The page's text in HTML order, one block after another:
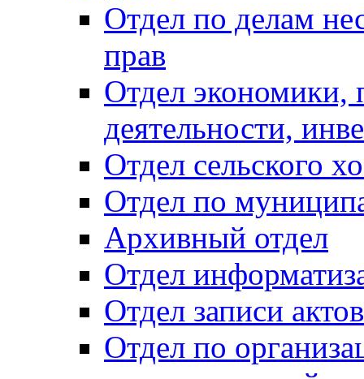
Отдел по делам
прав
Отдел экономики,
деятельности,
Отдел сельского
Отдел по
Архивный отдел
Отдел
Отдел записи
Отдел по